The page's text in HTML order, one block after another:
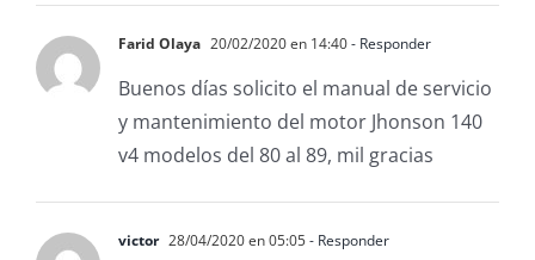
Farid Olaya 20/02/2020 en 14:40- Responder
Buenos días solicito el manual de servicio
y mantenimiento del motor Jhonson 140
v4 modelos del 80 al 89, mil gracias
victor 28/04/2020 en 05:05- Responder